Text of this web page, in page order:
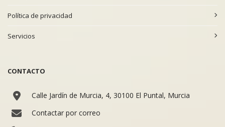
Política de privacidad
Servicios
CONTACTO
Calle Jardín de Murcia, 4, 30100 El Puntal, Murcia
Contactar por correo